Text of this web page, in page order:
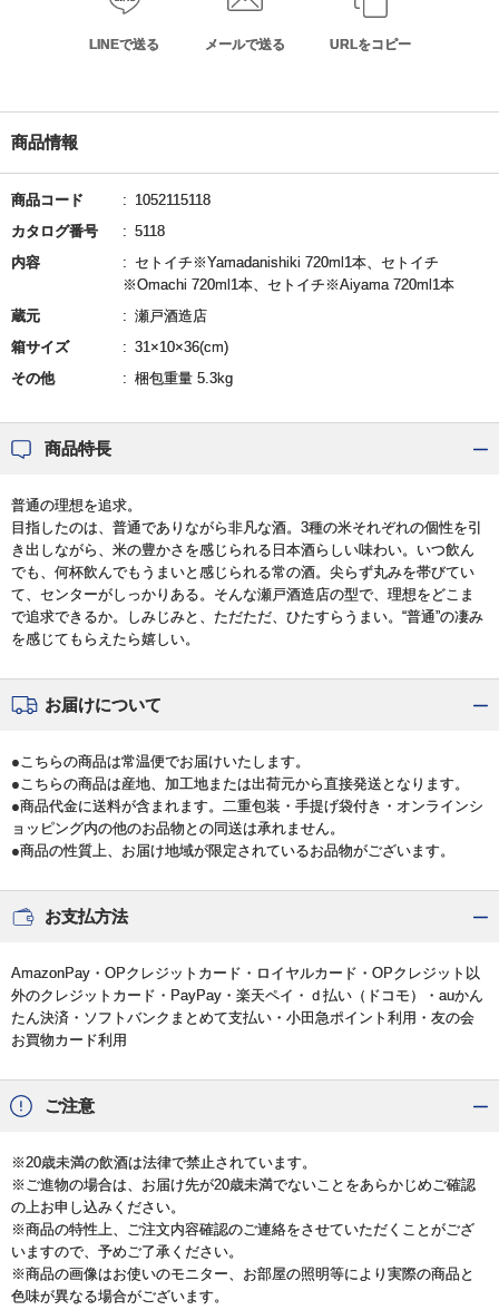
LINEで送る メールで送る URLをコピー
商品情報
商品コード
1052115118
カタログ番号
5118
内容
セトイチ※Yamadanishiki 720ml1本、セトイチ
※Omachi 720ml1本、セトイチ※Aiyama 720ml1本
蔵元
瀬戸酒造店
箱サイズ
31×10×36(cm)
その他
梱包重量 5.3kg
商品特長
普通の理想を追求。
目指したのは、普通でありながら非凡な酒。3種の米それぞれの個性を引
き出しながら、米の豊かさを感じられる日本酒らしい味わい。いつ飲ん
でも、何杯飲んでもうまいと感じられる常の酒。尖らず丸みを帯びてい
て、センターがしっかりある。そんな瀬戸酒造店の型で、理想をどこま
で追求できるか。しみじみと、ただただ、ひたすらうまい。“普通”の凄み
を感じてもらえたら嬉しい。
お届けについて
●こちらの商品は常温便でお届けいたします。
●こちらの商品は産地、加工地または出荷元から直接発送となります。
●商品代金に送料が含まれます。二重包装・手提げ袋付き・オンラインシ
ョッピング内の他のお品物との同送は承れません。
●商品の性質上、お届け地域が限定されているお品物がございます。
お支払方法
AmazonPay・OPクレジットカード・ロイヤルカード・OPクレジット以
外のクレジットカード・PayPay・楽天ペイ・ｄ払い（ドコモ）・auかん
たん決済・ソフトバンクまとめて支払い・小田急ポイント利用・友の会
お買物カード利用
ご注意
※20歳未満の飲酒は法律で禁止されています。
※ご進物の場合は、お届け先が20歳未満でないことをあらかじめご確認
の上お申し込みください。
※商品の特性上、ご注文内容確認のご連絡をさせていただくことがござ
いますので、予めご了承ください。
※商品の画像はお使いのモニター、お部屋の照明等により実際の商品と
色味が異なる場合がございます。